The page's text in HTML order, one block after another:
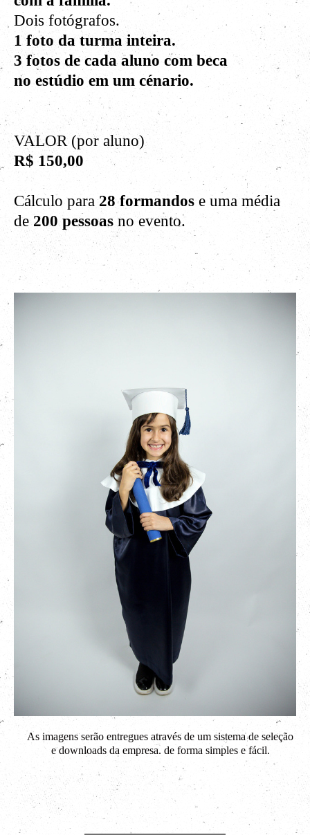
Dois fotógrafos.
1 foto da turma inteira.
3 fotos de cada aluno com beca
no estúdio em um cénario.
VALOR (por aluno)
R$ 150,00
Cálculo para28 formandos e uma média
de 200 pessoas no evento.
As imagens serão entregues através de um sistema de seleção
e downloads da empresa. de forma simples e fácil.